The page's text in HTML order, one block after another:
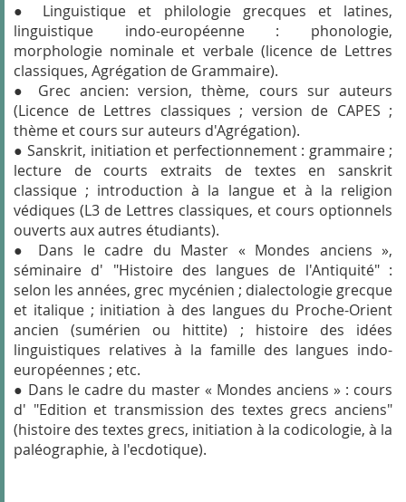
● Linguistique et philologie grecques et latines,
linguistique indo-européenne : phonologie,
morphologie nominale et verbale (licence de Lettres
classiques, Agrégation de Grammaire).
● Grec ancien: version, thème, cours sur auteurs
(Licence de Lettres classiques ; version de CAPES ;
thème et cours sur auteurs d'Agrégation).
● Sanskrit, initiation et perfectionnement : grammaire ;
lecture de courts extraits de textes en sanskrit
classique ; introduction à la langue et à la religion
védiques (L3 de Lettres classiques, et cours optionnels
ouverts aux autres étudiants).
● Dans le cadre du Master « Mondes anciens »,
séminaire d' "Histoire des langues de l'Antiquité" :
selon les années, grec mycénien ; dialectologie grecque
et italique ; initiation à des langues du Proche-Orient
ancien (sumérien ou hittite) ; histoire des idées
linguistiques relatives à la famille des langues indo-
européennes ; etc.
● Dans le cadre du master « Mondes anciens » : cours
d' "Edition et transmission des textes grecs anciens"
(histoire des textes grecs, initiation à la codicologie, à la
paléographie, à l'ecdotique).